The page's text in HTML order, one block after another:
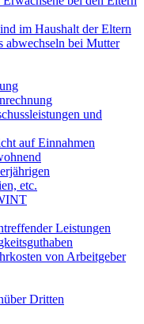
im Haushalt der Eltern
abwechseln bei Mutter
und
auf Einnahmen
etc.
Leistungen
von Arbeitgeber
Dritten